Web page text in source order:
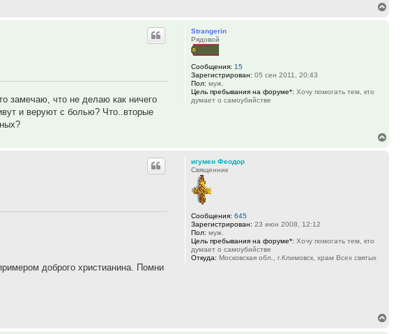
Strangerin
Рядовой
Сообщения: 15
Зарегистрирован: 05 сен 2011, 20:43
Пол: муж.
Цель пребывания на форуме*: Хочу помогать тем, кто
думает о самоубийстве
замечаю, что не делаю как ничего
и веруют с болью? Что..вторые
игумен Феодор
Священник
Сообщения: 645
Зарегистрирован: 23 июн 2008, 12:12
Пол: муж.
Цель пребывания на форуме*: Хочу помогать тем, кто
думает о самоубийстве
Откуда: Московская обл., г.Климовск, храм Всех святых
доброго христианина. Помни